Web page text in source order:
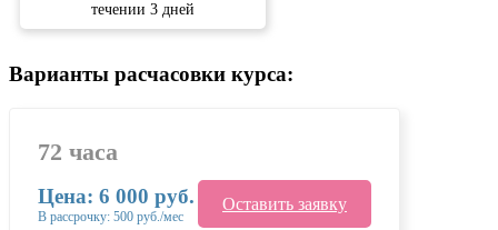
течении 3 дней
Варианты расчасовки курса:
72 часа
Цена: 6 000 руб.
В рассрочку: 500 руб./мес
Оставить заявку